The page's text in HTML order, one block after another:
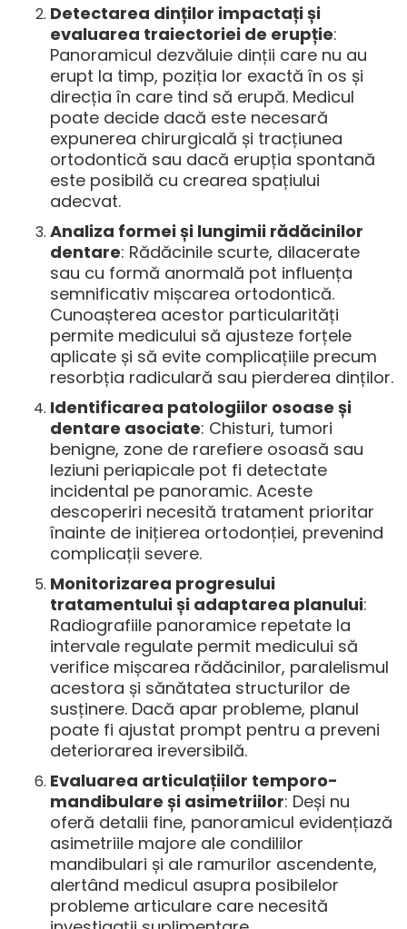
Detectarea dinților impactați și
evaluarea traiectoriei de erupție:
Panoramicul dezvăluie dinții care nu au
erupt la timp, poziția lor exactă în os și
direcția în care tind să erupă. Medicul
poate decide dacă este necesară
expunerea chirurgicală și tracțiunea
ortodontică sau dacă erupția spontană
este posibilă cu crearea spațiului
adecvat.
Analiza formei și lungimii rădăcinilor
dentare: Rădăcinile scurte, dilacerate
sau cu formă anormală pot influența
semnificativ mișcarea ortodontică.
Cunoașterea acestor particularități
permite medicului să ajusteze forțele
aplicate și să evite complicațiile precum
resorbția radiculară sau pierderea dinților.
Identificarea patologiilor osoase și
dentare asociate: Chisturi, tumori
benigne, zone de rarefiere osoasă sau
leziuni periapicale pot fi detectate
incidental pe panoramic. Aceste
descoperiri necesită tratament prioritar
înainte de inițierea ortodonției, prevenind
complicații severe.
Monitorizarea progresului
tratamentului și adaptarea planului:
Radiografiile panoramice repetate la
intervale regulate permit medicului să
verifice mișcarea rădăcinilor, paralelismul
acestora și sănătatea structurilor de
susținere. Dacă apar probleme, planul
poate fi ajustat prompt pentru a preveni
deteriorarea ireversibilă.
Evaluarea articulațiilor temporo-
mandibulare și asimetriilor: Deși nu
oferă detalii fine, panoramicul evidențiază
asimetriile majore ale condililor
mandibulari și ale ramurilor ascendente,
alertând medicul asupra posibilelor
probleme articulare care necesită